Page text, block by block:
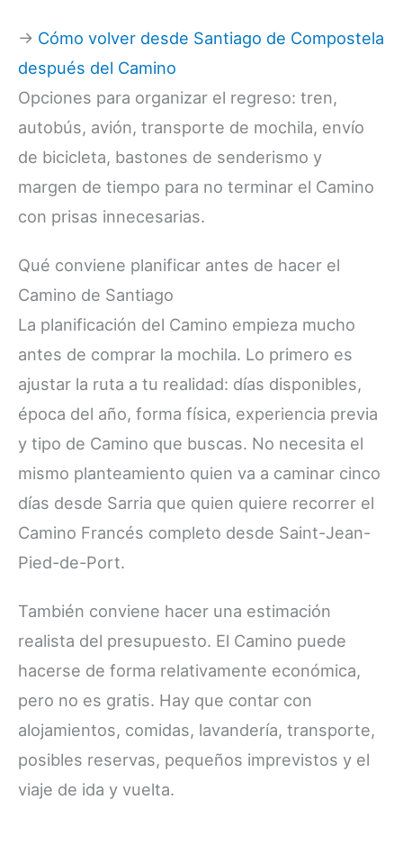
→ Cómo volver desde Santiago de Compostela
después del Camino
Opciones para organizar el regreso: tren,
autobús, avión, transporte de mochila, envío
de bicicleta, bastones de senderismo y
margen de tiempo para no terminar el Camino
con prisas innecesarias.
Qué conviene planificar antes de hacer el
Camino de Santiago
La planificación del Camino empieza mucho
antes de comprar la mochila. Lo primero es
ajustar la ruta a tu realidad: días disponibles,
época del año, forma física, experiencia previa
y tipo de Camino que buscas. No necesita el
mismo planteamiento quien va a caminar cinco
días desde Sarria que quien quiere recorrer el
Camino Francés completo desde Saint-Jean-
Pied-de-Port.
También conviene hacer una estimación
realista del presupuesto. El Camino puede
hacerse de forma relativamente económica,
pero no es gratis. Hay que contar con
alojamientos, comidas, lavandería, transporte,
posibles reservas, pequeños imprevistos y el
viaje de ida y vuelta.